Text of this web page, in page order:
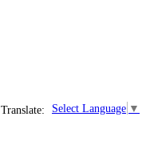
Select Language ▼
Translate: